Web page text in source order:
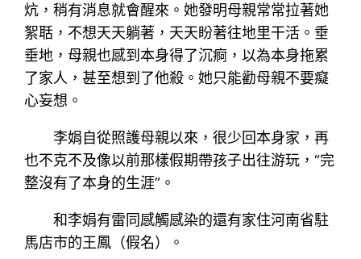
炕，稍有消息就會醒來。她發明母親常常拉著她
絮聒，不想天天躺著，天天盼著往地里干活。垂
垂地，母親也感到本身得了沉痾，以為本身拖累
了家人，甚至想到了他殺。她只能勸母親不要癡
心妄想。
李娟自從照護母親以來，很少回本身家，再
也不克不及像以前那樣假期帶孩子出往游玩，“完
整沒有了本身的生涯”。
和李娟有雷同感觸感染的還有家住河南省駐
馬店市的王鳳（假名）。